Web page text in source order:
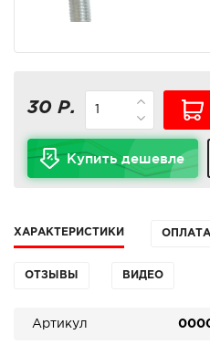
30 Р.
Купить дешевле
ХАРАКТЕРИСТИКИ ОПЛАТА
ОТЗЫВЫ ВИДЕО
Артикул